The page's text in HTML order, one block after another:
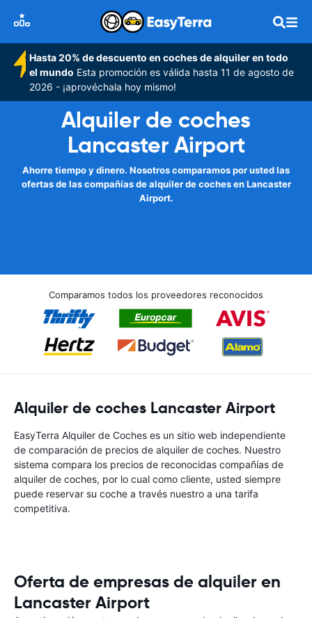
Hasta 20% de descuento en coches de alquiler en todo
el mundo Esta promoción es válida hasta 11 de agosto de
2026 - ¡aprovéchala hoy mismo!
Alquiler de coches
Lancaster Airport
Ahorre tiempo y dinero. Nosotros comparamos por usted las
ofertas de las compañías de alquiler de coches en Lancaster
Airport.
Comparamos todos los proveedores reconocidos
Alquiler de coches Lancaster Airport
EasyTerra Alquiler de Coches es un sitio web independiente
de comparación de precios de alquiler de coches. Nuestro
sistema compara los precios de reconocidas compañías de
alquiler de coches, por lo cual como cliente, usted siempre
puede reservar su coche a través nuestro a una tarifa
competitiva.
Oferta de empresas de alquiler en
Lancaster Airport